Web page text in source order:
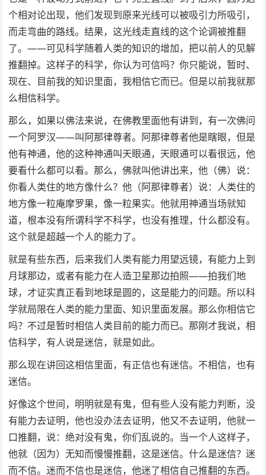
个相对论出现，他们发现到原来光线可以被吸引力所吸引，
而走弯曲的路线。结果，这光线走直线的这个论调被推翻
了。——可见科学随着人类的知识的增加，把以前人的见解
推翻掉。这样子的科学，你认为可信吗？你只能说，暂时、
现在、目前我的知识里面，我相信它而已。但是以前我就那
么相信科学。
那么，如果以佛法来说，在佛教里面他有讲到，有一次佛问
一个阿罗汉——叫阿那律尊者。阿那律尊者他是瞎眼，但是
他有神通，他的这种神通叫天眼通，天眼通可以看很远，他
要看什么都可以看。那么，佛就叫他讲出来，他（佛）说：
你看人类住的地方像什么？他（阿那律尊者）说：人类住的
地方像一粒庵摩罗果，像一粒果实。他就用神通当场就知
道，根本没有所谓科学不科学，也没有推理，什么都没有。
这个就是超越一个人的能力了。
就是有些东西，后来我们人类有能力用望远镜，有能力上到
月球那边，或者有能力在人造卫星那边拍照——拍我们地
球，才证实真正看到地球是圆的，这是能力的问题。所以科
学就局限在人类的能力里面、知识里面发展。那么你相信它
吗？不过是暂时相信人类目前的能力而已。那刚才我说，相
信科学，有人说是迷信，就是如此。
那么现在讲回这相信里面，有正信也有迷信。不相信，也有
迷信。
好像这个世间，明明就是有鬼，但有些人没有能力判断，没
有能力去证明，他也没办法去证明，他又不去证明，他就一
口推翻，说：绝对没有鬼，你们乱说的。当一个人这样子，
他就（因为）无知而慢慢推翻，这是迷信。什么是迷信？迷
而不信。迷而不信也是迷信，他迷了相信自己推翻的东西。